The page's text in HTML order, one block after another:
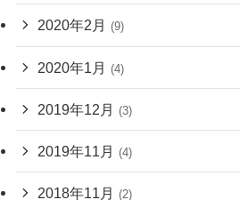
2020年2月 (9)
2020年1月 (4)
2019年12月 (3)
2019年11月 (4)
2018年11月 (2)